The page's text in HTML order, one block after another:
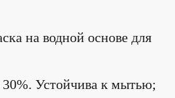
на водной основе для
30%. Устойчива к мытью;